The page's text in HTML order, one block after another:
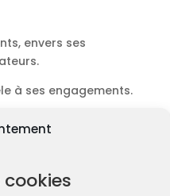
envers ses
à ses engagements.